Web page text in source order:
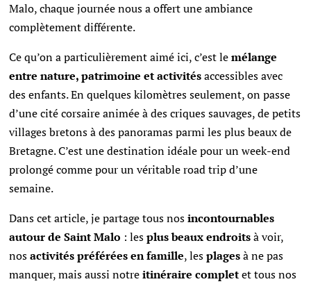
Malo, chaque journée nous a offert une ambiance
complètement différente.
Ce qu’on a particulièrement aimé ici, c’est lemélange
entre nature, patrimoine et activitésaccessibles avec
des enfants. En quelques kilomètres seulement, on passe
d’une cité corsaire animée à des criques sauvages, de petits
villages bretons à des panoramas parmi les plus beaux de
Bretagne. C’est une destination idéale pour un week-end
prolongé comme pour un véritable road trip d’une
semaine.
Dans cet article, je partage tous nosincontournables
autour de Saint Malo : lesplus beaux endroitsà voir,
nosactivités préférées en famille, lesplagesà ne pas
manquer, mais aussi notreitinéraire completet tous nos